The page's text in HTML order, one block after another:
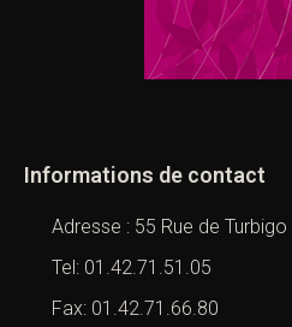
Informations de contact
Adresse : 55 Rue de
Tel: 01.42.71.51.05
Fax: 01.42.71.66.80